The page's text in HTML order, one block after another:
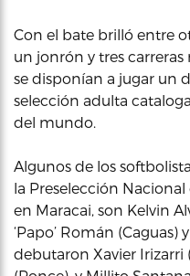
Con el bate brilló entre
un jonrón y tres carreras
se disponían a jugar un
selección adulta
del mundo.
Algunos de los
la Preselección
en Maracai, son Kelvin
‘Papo’ Román (Caguas)
debutaron Xavier Irizarri